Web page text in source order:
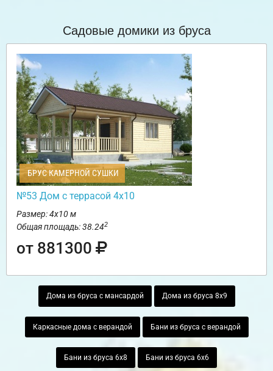
Садовые домики из бруса
БРУС КАМЕРНОЙ СУШКИ
№53 Дом с террасой 4х10
Размер: 4х10 м
Общая площадь: 38.242
от 881300
Дома из бруса с мансардой Дома из бруса 8х9
Каркасные дома с верандой Бани из бруса с верандой
Бани из бруса 6х8 Бани из бруса 6х6